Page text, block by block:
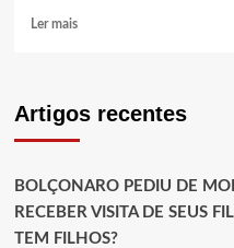
Ler maisLeia
PROFESSORAS
E
VAI
TER
Artigos recentes
BOLÇONARO PEDIU DE
RECEBER VISITA DE SEUS
TEM FILHOS?